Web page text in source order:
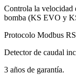
Controla la velocidad
bomba (KS EVO y
Protocolo Modbus
Detector de caudal
3 años de garantía.